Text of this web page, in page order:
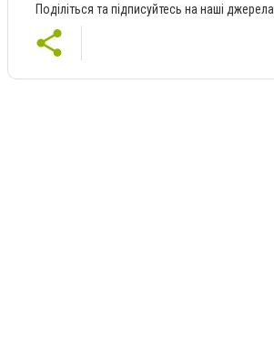
Поділіться та підписуйтесь на наші джерела